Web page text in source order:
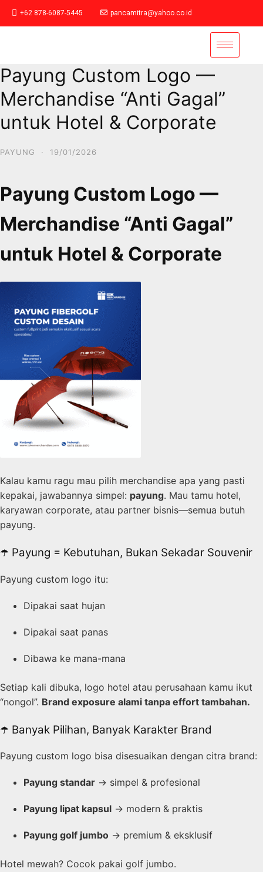
+62 878-6087-5445 pancamitra@yahoo.co.id
Payung Custom Logo —
Merchandise “Anti Gagal”
untuk Hotel & Corporate
PAYUNG · 19/01/2026
Payung Custom Logo —
Merchandise “Anti Gagal”
untuk Hotel & Corporate
Kalau kamu ragu mau pilih merchandise apa yang pasti
kepakai, jawabannya simpel: payung. Mau tamu hotel,
karyawan corporate, atau partner bisnis—semua butuh
payung.
☂️ Payung = Kebutuhan, Bukan Sekadar Souvenir
Payung custom logo itu:
Dipakai saat hujan
Dipakai saat panas
Dibawa ke mana-mana
Setiap kali dibuka, logo hotel atau perusahaan kamu ikut
“nongol”. Brand exposure alami tanpa effort tambahan.
☂️ Banyak Pilihan, Banyak Karakter Brand
Payung custom logo bisa disesuaikan dengan citra brand:
Payung standar → simpel & profesional
Payung lipat kapsul → modern & praktis
Payung golf jumbo → premium & eksklusif
Hotel mewah? Cocok pakai golf jumbo.